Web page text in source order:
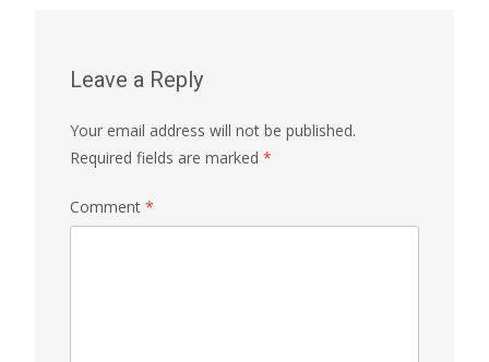
Leave a Reply
Your email address will not be published.
Required fields are marked *
Comment *